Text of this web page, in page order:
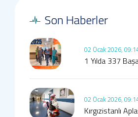
Son Haberler
02 Ocak 2026,
1 Yılda 337
02 Ocak 2026,
Kırgızistanlı